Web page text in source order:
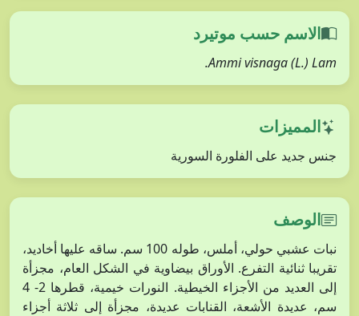
الاسم حسب موتيرد
Ammi visnaga (L.) Lam.
المميزات
جنس جديد على الفلورة السورية
الوصف
نبات عشبي حولي، أملس، طوله 100 سم. ساقه عليها أخاديد،
تقريبا ثنائية التفرع. الأوراق بيضاوية في الشكل العام، مجزأة
إلى العديد من الأجزاء الخيطية. النورات خيمية، قطرها 2- 4
سم، عديدة الأشعة، القنابات عديدة، مجزأة إلى ثلاثة أجزاء